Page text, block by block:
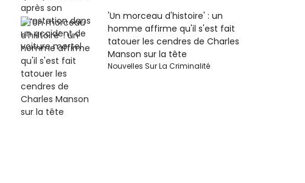
'Un morceau d'histoire' : un
homme affirme qu'il s'est fait
tatouer les cendres de Charles
Manson sur la tête
Nouvelles Sur La Criminalité